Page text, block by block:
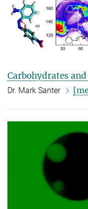
Carbohydrates
Dr. Mark Santer